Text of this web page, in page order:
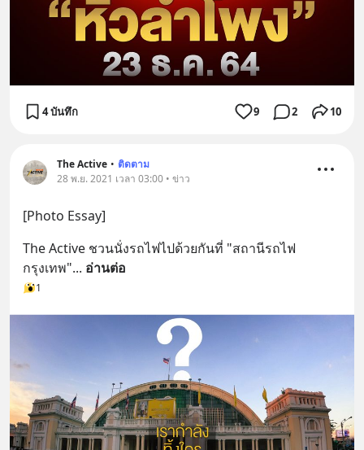
4 บันทึก 9 2 10
The Active • ติดตาม
28 พ.ย. 2021 เวลา 03:00 • ข่าว
[Photo Essay]
The Active ชวนนั่งรถไฟไปด้วยกันที่ "สถานีรถไฟ
กรุงเทพ"... อ่านต่อ
1